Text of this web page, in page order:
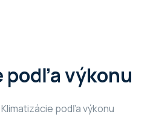
výkonu
Klimatizácie podľa výkonu